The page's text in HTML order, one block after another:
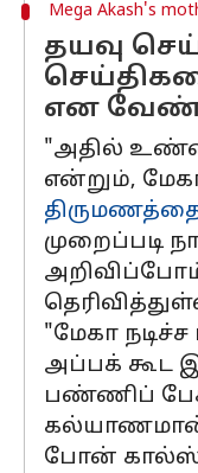
Mega Akash's
தயவு
என
"அதில்
என்றும்,
முறைப்படி
"மேகா
அப்பக் கூட
பண்ணிப்
போன் கால்ஸ்